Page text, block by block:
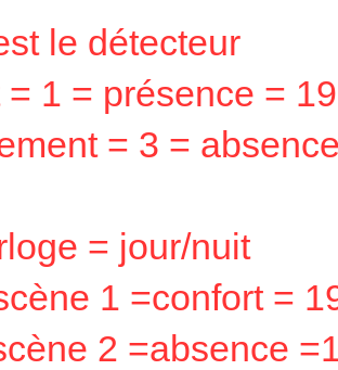
le détecteur
= 1 = présence = 19
= 3 =
= jour/nuit
1 =confort =
2 =absence